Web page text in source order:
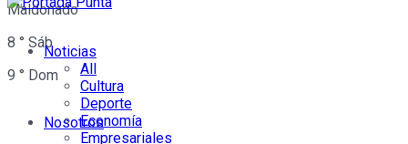
Maldonado
8 ° Sáb
9 ° Dom
Nosotros
Noticias
All
Cultura
Deporte
Economía
Empresariales